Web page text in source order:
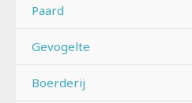
Paard
Gevogelte
Boerderij